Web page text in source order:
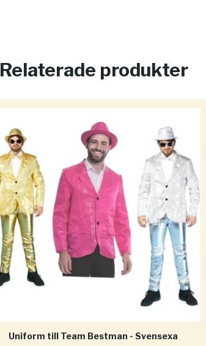
Relaterade produkter
Uniform till Team Bestman - Svensexa